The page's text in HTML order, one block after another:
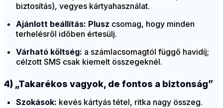
biztosítás), vegyes kártyahasználat.
Ajánlott beállítás: Plusz csomag, hogy minden
terhelésről időben értesülj.
Várható költség: a számlacsomagtól függő havidíj;
célzott SMS csak kiemelt összegeknél.
4) „Takarékos vagyok, de fontos a biztonság”
Szokások: kevés kártyás tétel, ritka nagy összeg.